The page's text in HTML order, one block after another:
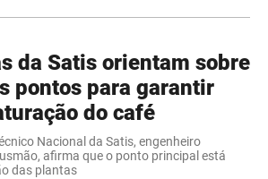
da Satis orientam sobre
pontos para garantir
do café
Nacional da Satis, engenheiro
afirma que o ponto principal está
das plantas